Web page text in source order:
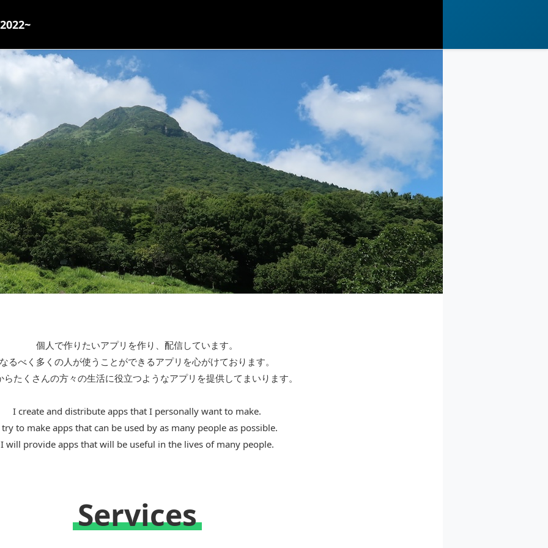
個人で作りたいアプリを作り、配信しています。
なるべく多くの人が使うことができるアプリを心がけております。
らたくさんの方々の生活に役立つようなアプリを提供してまいります。
I create and distribute apps that I personally want to make.
to make apps that can be used by as many people as possible.
I will provide apps that will be useful in the lives of many people.
Services